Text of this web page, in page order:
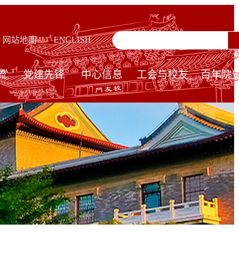
网站地图 ENGLISH
党建先锋 中心信息 工会与校友 百年院